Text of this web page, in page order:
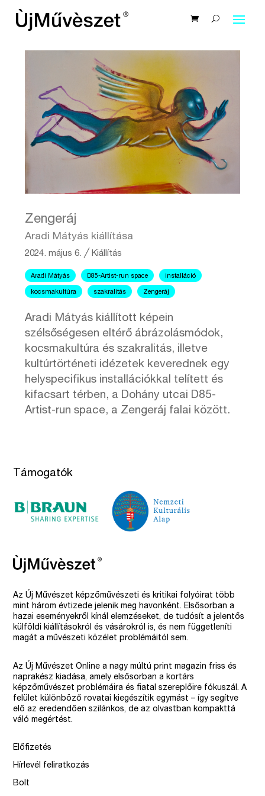
Zengeráj
Aradi Mátyás kiállítása
2024. május 6. ╱Kiállítás
Aradi Mátyás D85-Artist-run space installáció
kocsmakultúra szakralitás Zengeráj
Aradi Mátyás kiállított képein
szélsőségesen eltérő ábrázolásmódok,
kocsmakultúra és szakralitás, illetve
kultúrtörténeti idézetek keverednek egy
helyspecifikus installációkkal telített és
kifacsart térben, a Dohány utcai D85-
Artist-run space, a Zengeráj falai között.
Támogatók
Az Új Művészet képzőművészeti és kritikai folyóirat több
mint három évtizede jelenik meg havonként. Elsősorban a
hazai eseményekről kínál elemzéseket, de tudósít a jelentős
külföldi kiállításokról és vásárokról is, és nem függetleníti
magát a művészeti közélet problémáitól sem.
Az Új Művészet Online a nagy múltú print magazin friss és
naprakész kiadása, amely elsősorban a kortárs
képzőművészet problémáira és fiatal szereplőire fókuszál. A
felület különböző rovatai kiegészítik egymást – így segítve
elő az eredendően szilánkos, de az olvastban kompakttá
váló megértést.
Előfizetés
Hírlevél feliratkozás
Bolt